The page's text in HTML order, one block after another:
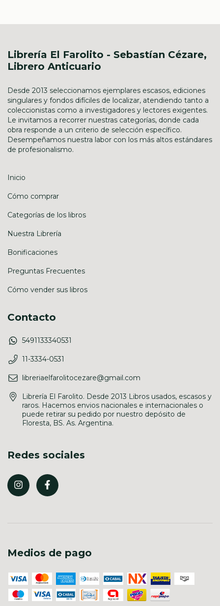
Librería El Farolito - Sebastían Cézare,
Librero Anticuario
Desde 2013 seleccionamos ejemplares escasos, ediciones
singulares y fondos difíciles de localizar, atendiendo tanto a
coleccionistas como a investigadores y lectores exigentes.
Le invitamos a recorrer nuestras categorías, donde cada
obra responde a un criterio de selección específico.
Desempeñamos nuestra labor con los más altos estándares
de profesionalismo.
Inicio
Cómo comprar
Categorías de los libros
Nuestra Librería
Bonificaciones
Preguntas Frecuentes
Cómo vender sus libros
Contacto
5491133340531
11-3334-0531
libreriaelfarolitocezare@gmail.com
Librería El Farolito. Desde 2013 Libros usados, escasos y
raros. Hacemos envios nacionales e internacionales o
puede retirar su pedido por nuestro depósito de
Floresta, BS. As. Argentina.
Redes sociales
Medios de pago